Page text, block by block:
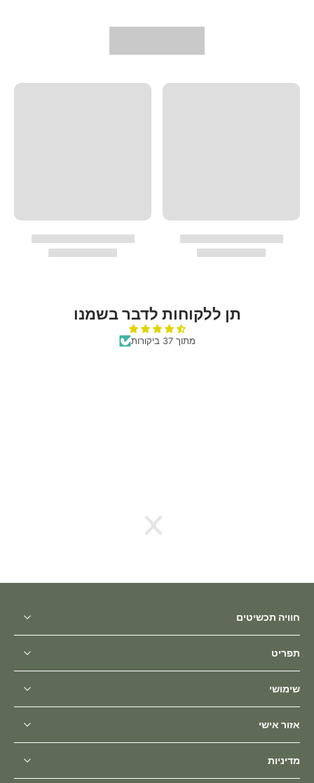
תן ללקוחות לדבר בשמנו
מתוך 37 ביקורות
חוויה תכשיטים
תפריט
שימושי
אזור אישי
מדיניות